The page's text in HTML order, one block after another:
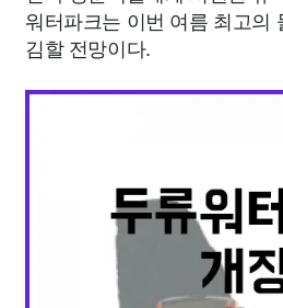
워터파크는 이번 여름 최고의
김할 전망이다.